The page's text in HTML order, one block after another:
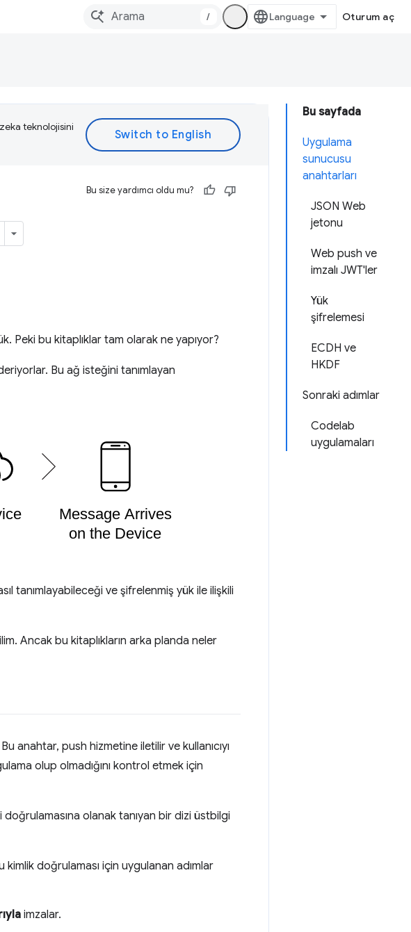
/ Oturum aç
Bu sayfada
Uygulama
sunucusu
anahtarları
JSON Web
jetonu
Web push ve
imzalı JWT'ler
Yük
şifrelemesi
ECDH ve
HKDF
Sonraki adımlar
Codelab
uygulamaları
teknolojisini
Bu size yardımcı oldu mu?
Peki bu kitaplıklar tam olarak ne yapıyor?
Bu ağ isteğini tanımlayan
tanımlayabileceği ve şifrelenmiş yük ile ilişkili
Ancak bu kitaplıkların arka planda neler
anahtar, push hizmetine iletilir ve kullanıcıyı
olup olmadığını kontrol etmek için
olanak tanıyan bir dizi üstbilgi
doğrulaması için uygulanan adımlar
imzalar.